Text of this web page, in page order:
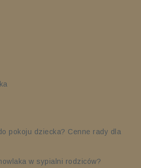
pokoju dziecka? Cenne rady dla
w sypialni rodziców?